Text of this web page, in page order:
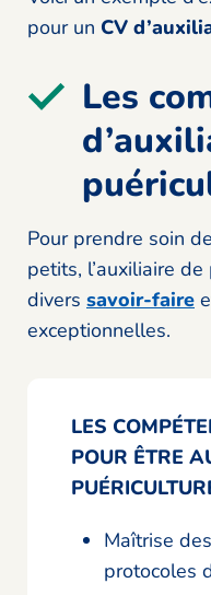
pour un CV
Les
Pour prendre soin
petits, l’auxiliaire
divers savoir-faire
exceptionnelles.
LES
POUR ÊTRE
Maîtrise
protocoles